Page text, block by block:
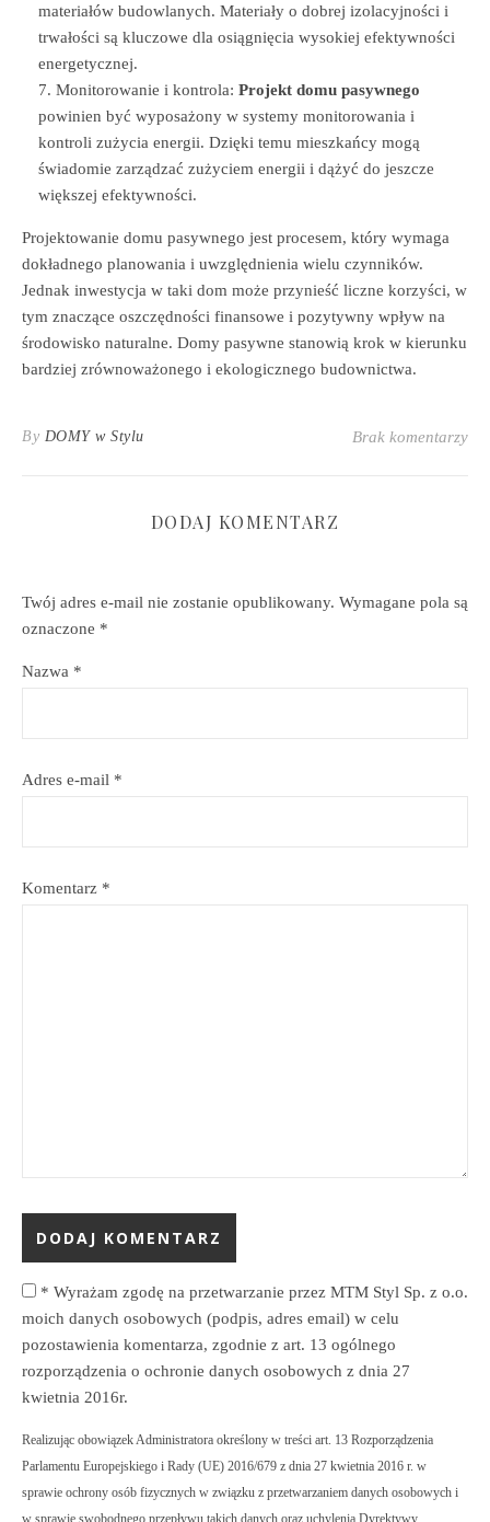
materiałów budowlanych. Materiały o dobrej izolacyjności i
trwałości są kluczowe dla osiągnięcia wysokiej efektywności
energetycznej.
Monitorowanie i kontrola: Projekt domu pasywnego
powinien być wyposażony w systemy monitorowania i
kontroli zużycia energii. Dzięki temu mieszkańcy mogą
świadomie zarządzać zużyciem energii i dążyć do jeszcze
większej efektywności.
Projektowanie domu pasywnego jest procesem, który wymaga
dokładnego planowania i uwzględnienia wielu czynników.
Jednak inwestycja w taki dom może przynieść liczne korzyści, w
tym znaczące oszczędności finansowe i pozytywny wpływ na
środowisko naturalne. Domy pasywne stanowią krok w kierunku
bardziej zrównoważonego i ekologicznego budownictwa.
By DOMY w Stylu Brak komentarzy
DODAJ KOMENTARZ
Twój adres e-mail nie zostanie opublikowany. Wymagane pola są
oznaczone *
Nazwa *
Adres e-mail *
Komentarz *
* Wyrażam zgodę na przetwarzanie przez MTM Styl Sp. z o.o.
moich danych osobowych (podpis, adres email) w celu
pozostawienia komentarza, zgodnie z art. 13 ogólnego
rozporządzenia o ochronie danych osobowych z dnia 27
kwietnia 2016r.
Realizując obowiązek Administratora określony w treści art. 13 Rozporządzenia
Parlamentu Europejskiego i Rady (UE) 2016/679 z dnia 27 kwietnia 2016 r. w
sprawie ochrony osób fizycznych w związku z przetwarzaniem danych osobowych i
w sprawie swobodnego przepływu takich danych oraz uchylenia Dyrektywy